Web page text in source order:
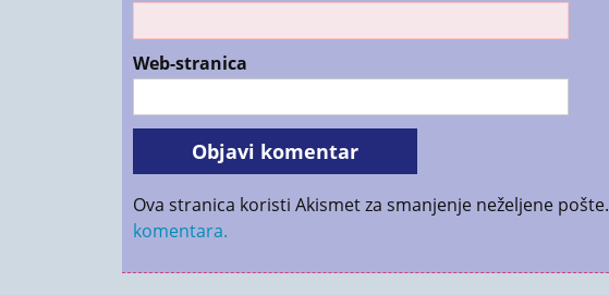
Web-stranica
Ova stranica koristi Akismet za smanjenje neželjene pošte.
komentara.